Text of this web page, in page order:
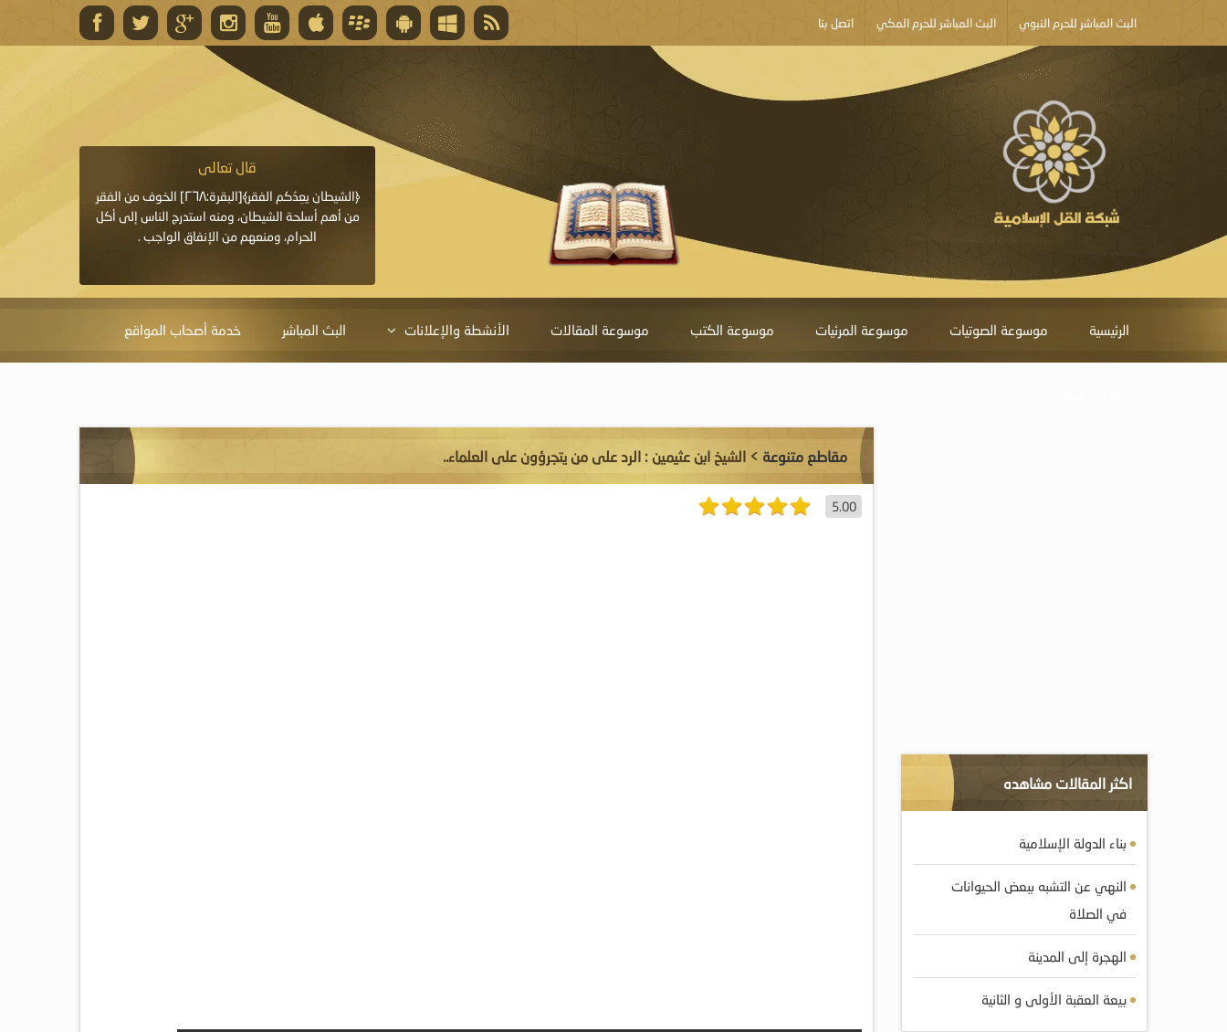
البث المباشر للحرم النبوي البث المباشر للحرم المكي اتصل بنا
قال تعالى
المغفرة لأنها أغلى جائزة، وهي مفتاح باب العطايا التي
قال تعالى
﴿الشيطان يعِدُكم الفقر﴾[البقرة:٢٦٨] الخوف من الفقر
من أهم أسلحة الشيطان، ومنه استدرج الناس إلى أكل
الحرام، ومنعهم من الإنفاق الواجب .
الرئيسية موسوعة الصوتيات موسوعة المرئيات موسوعة الكتب موسوعة المقالات الأنشطة والإعلانات البث المباشر خدمة أصحاب المواقع
مقاطع متنوعة > الشيخ ابن عثيمين : الرد على من يتجرؤون على العلماء..
5.00
اكثر المقالات مشاهده
بناء الدولة الإسلامية
النهي عن التشبه ببعض الحيوانات
في الصلاة
الهجرة إلى المدينة
بيعة العقبة الأولى و الثانية